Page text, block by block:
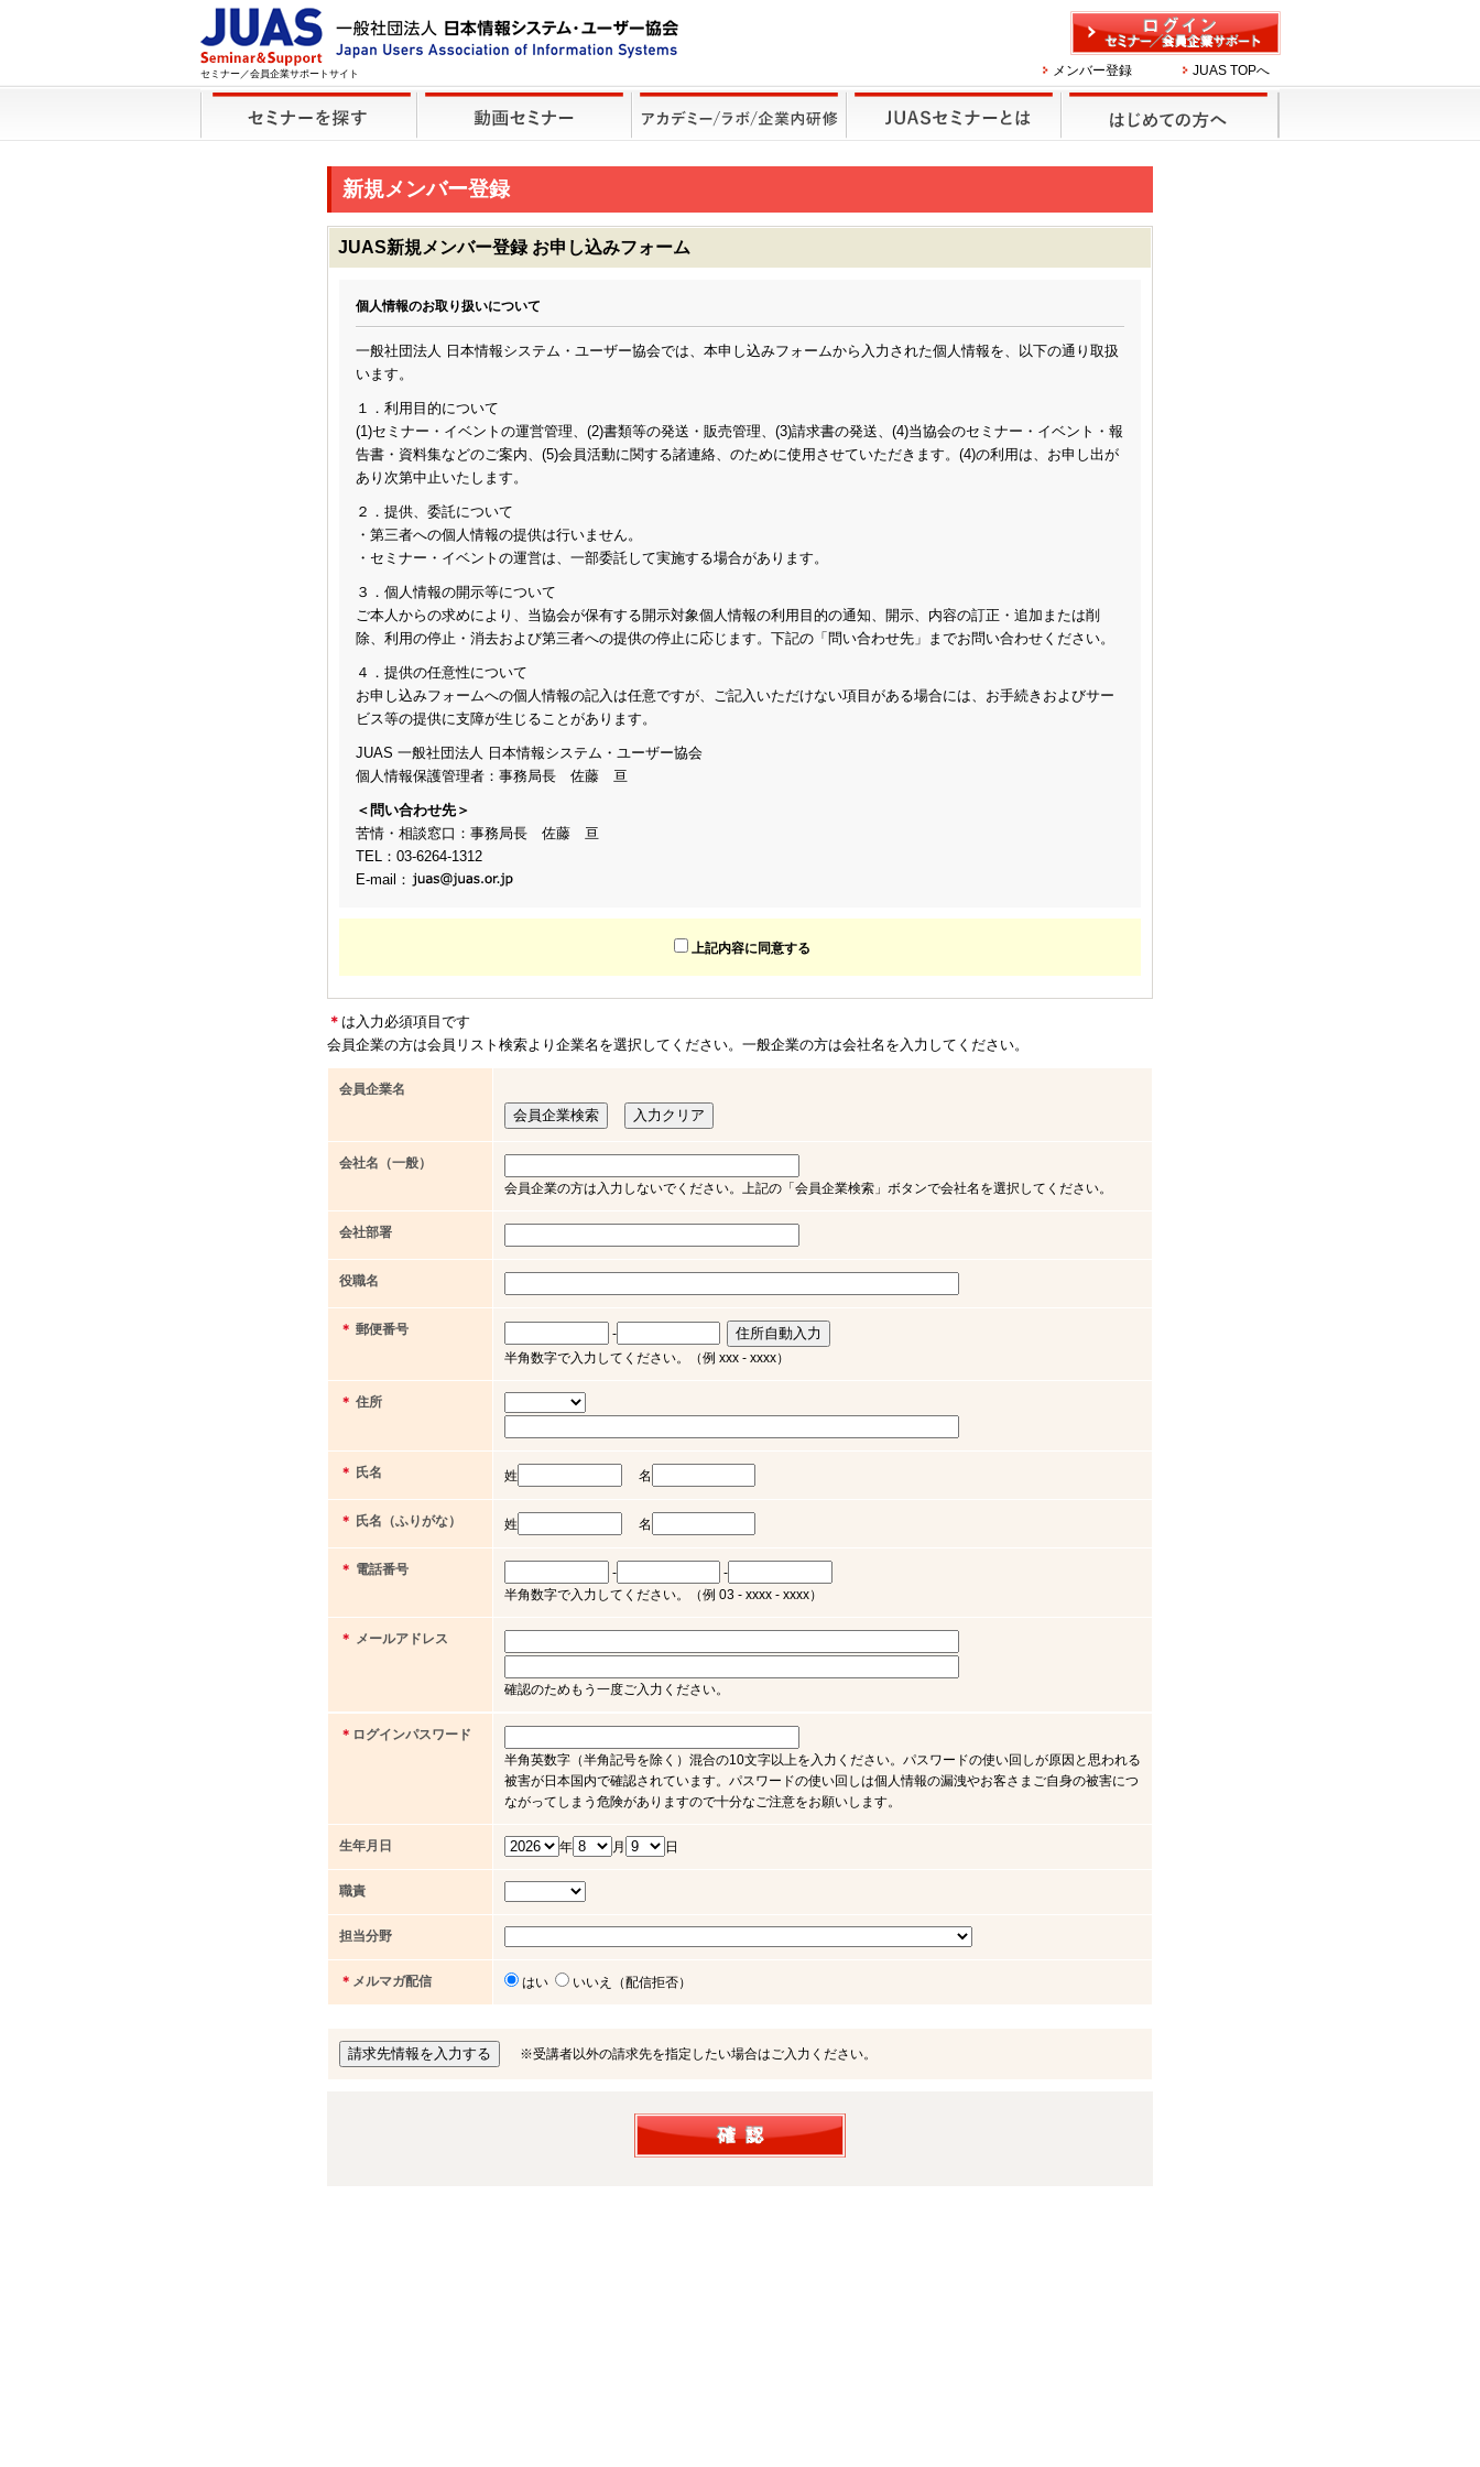
セミナー／会員企業サポートサイト メンバー登録 JUAS TOPへ
新規メンバー登録
JUAS新規メンバー登録 お申し込みフォーム
個人情報のお取り扱いについて
一般社団法人 日本情報システム・ユーザー協会では、本申し込みフォームから入力された個人情報を、以下の通り取扱
います。
１．利用目的について
(1)セミナー・イベントの運営管理、(2)書類等の発送・販売管理、(3)請求書の発送、(4)当協会のセミナー・イベント・報
告書・資料集などのご案内、(5)会員活動に関する諸連絡、のために使用させていただきます。(4)の利用は、お申し出が
あり次第中止いたします。
２．提供、委託について
・第三者への個人情報の提供は行いません。
・セミナー・イベントの運営は、一部委託して実施する場合があります。
３．個人情報の開示等について
ご本人からの求めにより、当協会が保有する開示対象個人情報の利用目的の通知、開示、内容の訂正・追加または削
除、利用の停止・消去および第三者への提供の停止に応じます。下記の「問い合わせ先」までお問い合わせください。
４．提供の任意性について
お申し込みフォームへの個人情報の記入は任意ですが、ご記入いただけない項目がある場合には、お手続きおよびサー
ビス等の提供に支障が生じることがあります。
JUAS 一般社団法人 日本情報システム・ユーザー協会
個人情報保護管理者：事務局長 佐藤 亘
＜問い合わせ先＞
苦情・相談窓口：事務局長 佐藤 亘
TEL：03-6264-1312
E-mail：
上記内容に同意する
＊ は入力必須項目です
会員企業の方は会員リスト検索より企業名を選択してください。一般企業の方は会社名を入力してください。
会員企業名
会社名（一般）
会員企業の方は入力しないでください。上記の「会員企業検索」ボタンで会社名を選択してください。
会社部署
役職名
＊ 郵便番号
-
半角数字で入力してください。（例 xxx - xxxx）
＊ 住所
＊ 氏名 姓 名
＊ 氏名（ふりがな） 姓 名
＊ 電話番号 -
-
半角数字で入力してください。（例 03 - xxxx - xxxx）
＊ メールアドレス
確認のためもう一度ご入力ください。
＊ ログインパスワード
半角英数字（半角記号を除く）混合の10文字以上を入力ください。パスワードの使い回しが原因と思われる
被害が日本国内で確認されています。パスワードの使い回しは個人情報の漏洩やお客さまご自身の被害につ
ながってしまう危険がありますので十分なご注意をお願いします。
生年月日 年 月 日
職責
担当分野
＊ メルマガ配信 はい いいえ（配信拒否）
※受講者以外の請求先を指定したい場合はご入力ください。